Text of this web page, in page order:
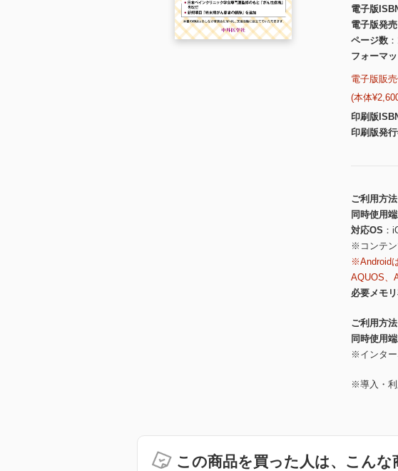
電子版
電子版発売
ページ数
フォーマッ
電子版販売
(本体
印刷版
印刷版発行
ご利用方法
同時使用
対応OS
※コンテン
※Android
AQUOS、
必要メモ
ご利用方法
同時使用
※インター
※導入・利
この商品を買った人は、こんな